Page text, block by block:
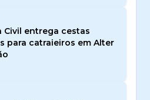
Civil entrega cestas
para catraieiros em Alter